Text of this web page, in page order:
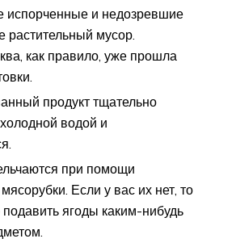
испорченные и недозревшие
растительный мусор.
как правило, уже прошла
продукт тщательно
водой и
при помощи
Если у вас их нет, то
ягоды каким-нибудь